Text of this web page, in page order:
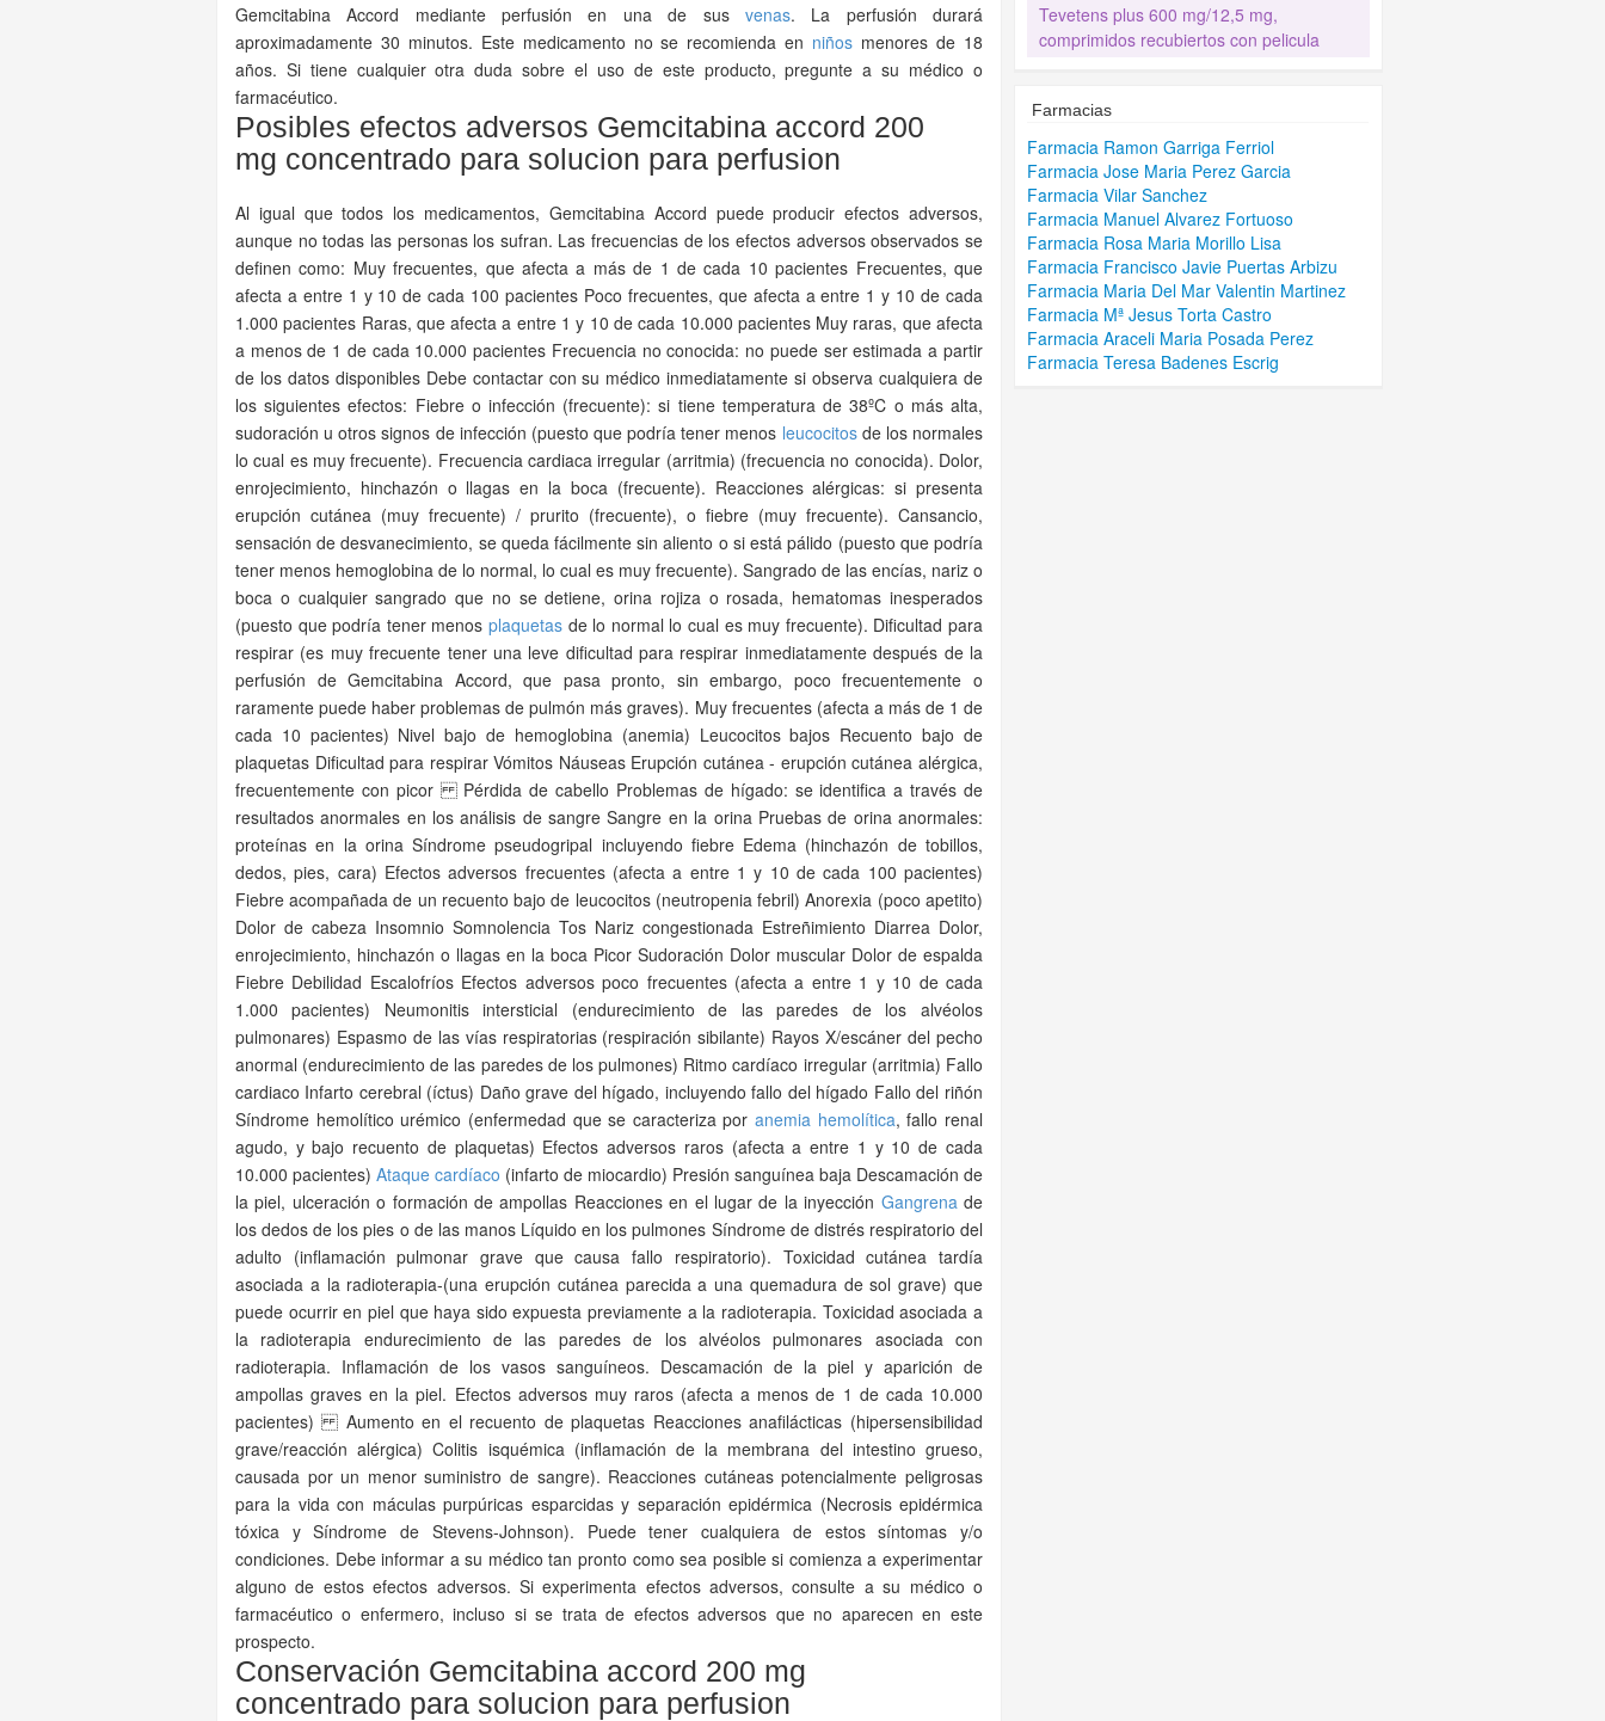
Gemcitabina Accord mediante perfusión en una de sus venas. La perfusión durará
aproximadamente 30 minutos. Este medicamento no se recomienda en niños menores de 18
años. Si tiene cualquier otra duda sobre el uso de este producto, pregunte a su médico o
farmacéutico.
Posibles efectos adversos Gemcitabina accord 200
mg concentrado para solucion para perfusion
Al igual que todos los medicamentos, Gemcitabina Accord puede producir efectos adversos,
aunque no todas las personas los sufran. Las frecuencias de los efectos adversos observados se
definen como: Muy frecuentes, que afecta a más de 1 de cada 10 pacientes Frecuentes, que
afecta a entre 1 y 10 de cada 100 pacientes Poco frecuentes, que afecta a entre 1 y 10 de cada
1.000 pacientes Raras, que afecta a entre 1 y 10 de cada 10.000 pacientes Muy raras, que afecta
a menos de 1 de cada 10.000 pacientes Frecuencia no conocida: no puede ser estimada a partir
de los datos disponibles Debe contactar con su médico inmediatamente si observa cualquiera de
los siguientes efectos: Fiebre o infección (frecuente): si tiene temperatura de 38ºC o más alta,
sudoración u otros signos de infección (puesto que podría tener menos leucocitosde los normales
lo cual es muy frecuente). Frecuencia cardiaca irregular (arritmia) (frecuencia no conocida). Dolor,
enrojecimiento, hinchazón o llagas en la boca (frecuente). Reacciones alérgicas: si presenta
erupción cutánea (muy frecuente) / prurito (frecuente), o fiebre (muy frecuente). Cansancio,
sensación de desvanecimiento, se queda fácilmente sin aliento o si está pálido (puesto que podría
tener menos hemoglobina de lo normal, lo cual es muy frecuente). Sangrado de las encías, nariz o
boca o cualquier sangrado que no se detiene, orina rojiza o rosada, hematomas inesperados
(puesto que podría tener menos plaquetas de lo normal lo cual es muy frecuente). Dificultad para
respirar (es muy frecuente tener una leve dificultad para respirar inmediatamente después de la
perfusión de Gemcitabina Accord, que pasa pronto, sin embargo, poco frecuentemente o
raramente puede haber problemas de pulmón más graves). Muy frecuentes (afecta a más de 1 de
cada 10 pacientes) Nivel bajo de hemoglobina (anemia) Leucocitos bajos Recuento bajo de
plaquetas Dificultad para respirar Vómitos Náuseas Erupción cutánea - erupción cutánea alérgica,
frecuentemente con picor Pérdida de cabello Problemas de hígado: se identifica a través de
resultados anormales en los análisis de sangre Sangre en la orina Pruebas de orina anormales:
proteínas en la orina Síndrome pseudogripal incluyendo fiebre Edema (hinchazón de tobillos,
dedos, pies, cara) Efectos adversos frecuentes (afecta a entre 1 y 10 de cada 100 pacientes)
Fiebre acompañada de un recuento bajo de leucocitos (neutropenia febril) Anorexia (poco apetito)
Dolor de cabeza Insomnio Somnolencia Tos Nariz congestionada Estreñimiento Diarrea Dolor,
enrojecimiento, hinchazón o llagas en la boca Picor Sudoración Dolor muscular Dolor de espalda
Fiebre Debilidad Escalofríos Efectos adversos poco frecuentes (afecta a entre 1 y 10 de cada
1.000 pacientes) Neumonitis intersticial (endurecimiento de las paredes de los alvéolos
pulmonares) Espasmo de las vías respiratorias (respiración sibilante) Rayos X/escáner del pecho
anormal (endurecimiento de las paredes de los pulmones) Ritmo cardíaco irregular (arritmia) Fallo
cardiaco Infarto cerebral (íctus) Daño grave del hígado, incluyendo fallo del hígado Fallo del riñón
Síndrome hemolítico urémico (enfermedad que se caracteriza poranemia hemolítica, fallo renal
agudo, y bajo recuento de plaquetas) Efectos adversos raros (afecta a entre 1 y 10 de cada
10.000 pacientes) Ataque cardíaco (infarto de miocardio) Presión sanguínea baja Descamación de
la piel, ulceración o formación de ampollas Reacciones en el lugar de la inyección Gangrenade
los dedos de los pies o de las manos Líquido en los pulmones Síndrome de distrés respiratorio del
adulto (inflamación pulmonar grave que causa fallo respiratorio). Toxicidad cutánea tardía
asociada a la radioterapia-(una erupción cutánea parecida a una quemadura de sol grave) que
puede ocurrir en piel que haya sido expuesta previamente a la radioterapia. Toxicidad asociada a
la radioterapia endurecimiento de las paredes de los alvéolos pulmonares asociada con
radioterapia. Inflamación de los vasos sanguíneos. Descamación de la piel y aparición de
ampollas graves en la piel. Efectos adversos muy raros (afecta a menos de 1 de cada 10.000
pacientes) Aumento en el recuento de plaquetas Reacciones anafilácticas (hipersensibilidad
grave/reacción alérgica) Colitis isquémica (inflamación de la membrana del intestino grueso,
causada por un menor suministro de sangre). Reacciones cutáneas potencialmente peligrosas
para la vida con máculas purpúricas esparcidas y separación epidérmica (Necrosis epidérmica
tóxica y Síndrome de Stevens-Johnson). Puede tener cualquiera de estos síntomas y/o
condiciones. Debe informar a su médico tan pronto como sea posible si comienza a experimentar
alguno de estos efectos adversos. Si experimenta efectos adversos, consulte a su médico o
farmacéutico o enfermero, incluso si se trata de efectos adversos que no aparecen en este
prospecto.
Conservación Gemcitabina accord 200 mg
concentrado para solucion para perfusion
Tevetens plus 600 mg/12,5 mg,
comprimidos recubiertos con pelicula
Farmacias
Farmacia Ramon Garriga Ferriol
Farmacia Jose Maria Perez Garcia
Farmacia Vilar Sanchez
Farmacia Manuel Alvarez Fortuoso
Farmacia Rosa Maria Morillo Lisa
Farmacia Francisco Javie Puertas Arbizu
Farmacia Maria Del Mar Valentin Martinez
Farmacia Mª Jesus Torta Castro
Farmacia Araceli Maria Posada Perez
Farmacia Teresa Badenes Escrig